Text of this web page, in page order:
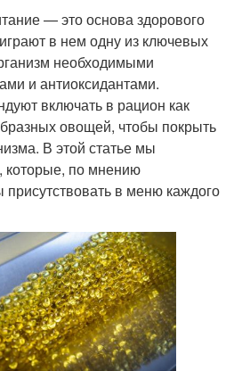
— это основа здорового
в нем одну из ключевых
необходимыми
и антиоксидантами.
включать в рацион как
овощей, чтобы покрыть
В этой статье мы
которые, по мнению
в меню каждого